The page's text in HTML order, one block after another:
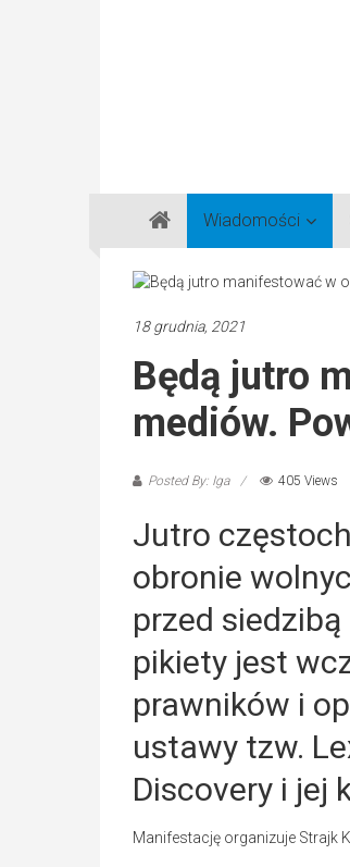
Gazeta
Regionalna
Częstochowa,
Lubliniec,
Wiadomości
18 grudnia, 2021
Będą jutro
mediów.
Posted By: Iga 405 Views
Jutro
obronie
przed
pikiety jest
prawników i
ustawy tzw.
Discovery i jej
Manifestację organizuje Strajk